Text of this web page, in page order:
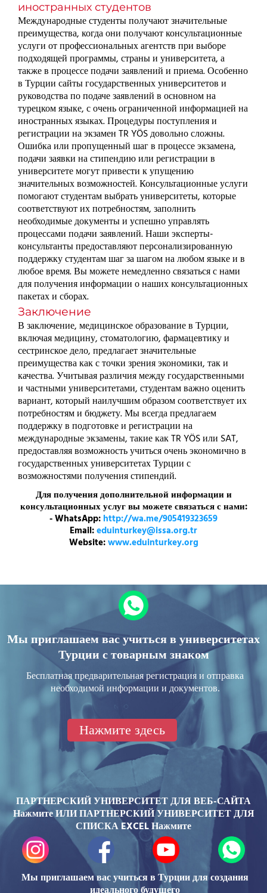
иностранных студентов
Международные студенты получают значительные
преимущества, когда они получают консультационные
услуги от профессиональных агентств при выборе
подходящей программы, страны и университета, а
также в процессе подачи заявлений и приема. Особенно
в Турции сайты государственных университетов и
руководства по подаче заявлений в основном на
турецком языке, с очень ограниченной информацией на
иностранных языках. Процедуры поступления и
регистрации на экзамен TR YÖS довольно сложны.
Ошибка или пропущенный шаг в процессе экзамена,
подачи заявки на стипендию или регистрации в
университете могут привести к упущению
значительных возможностей. Консультационные услуги
помогают студентам выбрать университеты, которые
соответствуют их потребностям, заполнить
необходимые документы и успешно управлять
процессами подачи заявлений. Наши эксперты-
консультанты предоставляют персонализированную
поддержку студентам шаг за шагом на любом языке и в
любое время. Вы можете немедленно связаться с нами
для получения информации о наших консультационных
пакетах и сборах.
Заключение
В заключение, медицинское образование в Турции,
включая медицину, стоматологию, фармацевтику и
сестринское дело, предлагает значительные
преимущества как с точки зрения экономики, так и
качества. Учитывая различия между государственными
и частными университетами, студентам важно оценить
вариант, который наилучшим образом соответствует их
потребностям и бюджету. Мы всегда предлагаем
поддержку в подготовке и регистрации на
международные экзамены, такие как TR YÖS или SAT,
предоставляя возможность учиться очень экономично в
государственных университетах Турции с
возможностями получения стипендий.
Для получения дополнительной информации и
консультационных услуг вы можете связаться с нами:
- WhatsApp: http://wa.me/905419323659
Email:eduinturkey@issa.org.tr
Website:www.eduinturkey.org
Мы приглашаем вас учиться в университетах
Турции с товарным знаком
Бесплатная предварительная регистрация и отправка
необходимой информации и документов.
Нажмите здесь
ПАРТНЕРСКИЙ УНИВЕРСИТЕТ ДЛЯ ВЕБ-САЙТА
НажмитеИЛИ ПАРТНЕРСКИЙ УНИВЕРСИТЕТ ДЛЯ
СПИСКА EXCELНажмите
Мы приглашаем вас учиться в Турции для создания